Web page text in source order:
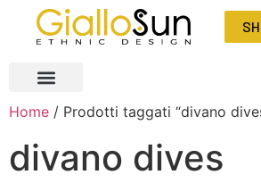
Home / Prodotti taggati “divano
divano dives